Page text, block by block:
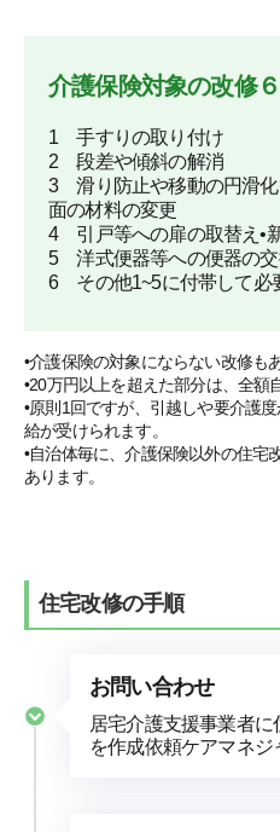
介護保険対象の改修
1 手すりの取り付け
2 段差や傾斜の解消
3 滑り防止や移動の円滑
面の材料の変更
4 引戸等への扉の取替え•
5 洋式便器等への便器の
6 その他1~5に付帯して必
•介護保険の対象にならない改修も
•20万円以上を超えた部分は、全額
•原則1回ですが、引越しや要介護
給が受けられます。
•自治体毎に、介護保険以外の住宅
あります。
住宅改修の手順
お問い合わせ
居宅介護支援事業者
を作成依頼ケアマネジ